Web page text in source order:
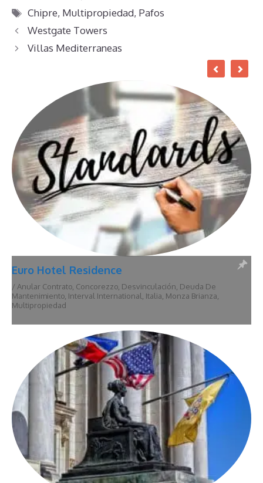
Etiquetas
Chipre, Multipropiedad, Pafos
Westgate Towers
Villas Mediterraneas
Euro Hotel Residence
/ Anular Contrato, Concorezzo, Desvinculación, Deuda De
Mantenimiento, Interval International, Italia, Monza Brianza,
Multipropiedad